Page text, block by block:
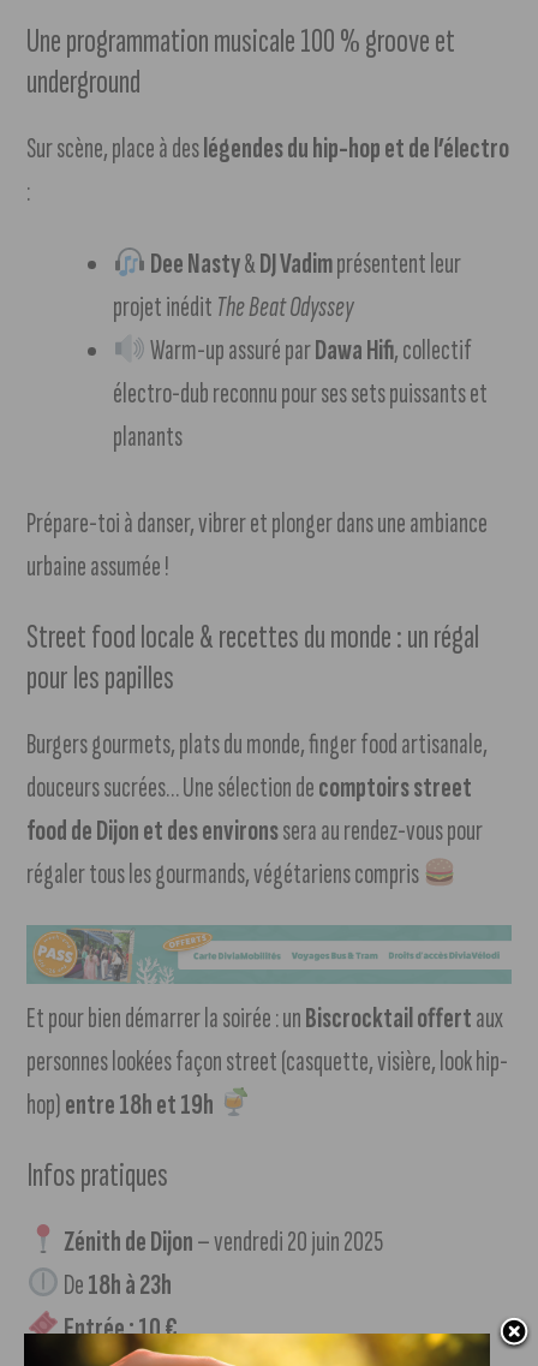
Une programmation musicale 100 % groove et
underground
Sur scène, place à deslégendes du hip-hop et de l’électro
:
Dee Nasty&DJ Vadimprésentent leur
projet inédit The Beat Odyssey
Warm-up assuré parDawa Hifi, collectif
électro-dub reconnu pour ses sets puissants et
planants
Prépare-toi à danser, vibrer et plonger dans une ambiance
urbaine assumée !
Street food locale & recettes du monde : un régal
pour les papilles
Burgers gourmets, plats du monde, finger food artisanale,
douceurs sucrées… Une sélection decomptoirs street
food de Dijon et des environssera au rendez-vous pour
régaler tous les gourmands, végétariens compris
Et pour bien démarrer la soirée : unBiscrocktail offertaux
personnes lookées façon street (casquette, visière, look hip-
hop)entre 18h et 19h
Infos pratiques
Zénith de Dijon– vendredi 20 juin 2025
De18h à 23h
Entrée : 10 €